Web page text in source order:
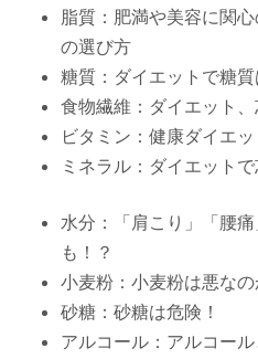
脂質： 肥満や美容に関
の選び方
糖質： ダイエットで糖
食物繊維： ダイエット
ビタミン： 健康ダイエッ
ミネラル： ダイエット
水分：
「肩こり」「腰
も！？
小麦粉： 小麦粉は悪なの
砂糖： 砂糖は危険！
アルコール： アルコー